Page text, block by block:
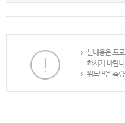
본내용은 프
하시기 바랍니
위도면은 측